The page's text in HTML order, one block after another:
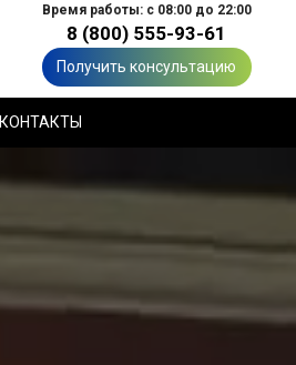
Время работы: с 08:00 до 22:00
8 (800) 555-93-61
Получить консультацию
КОНТАКТЫ